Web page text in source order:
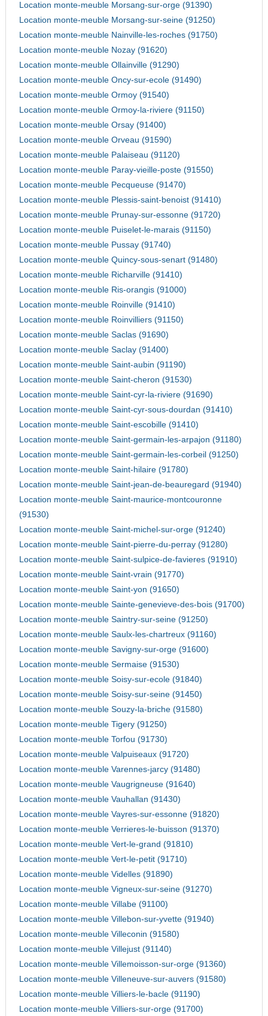
Location monte-meuble Morsang-sur-orge (91390)
Location monte-meuble Morsang-sur-seine (91250)
Location monte-meuble Nainville-les-roches (91750)
Location monte-meuble Nozay (91620)
Location monte-meuble Ollainville (91290)
Location monte-meuble Oncy-sur-ecole (91490)
Location monte-meuble Ormoy (91540)
Location monte-meuble Ormoy-la-riviere (91150)
Location monte-meuble Orsay (91400)
Location monte-meuble Orveau (91590)
Location monte-meuble Palaiseau (91120)
Location monte-meuble Paray-vieille-poste (91550)
Location monte-meuble Pecqueuse (91470)
Location monte-meuble Plessis-saint-benoist (91410)
Location monte-meuble Prunay-sur-essonne (91720)
Location monte-meuble Puiselet-le-marais (91150)
Location monte-meuble Pussay (91740)
Location monte-meuble Quincy-sous-senart (91480)
Location monte-meuble Richarville (91410)
Location monte-meuble Ris-orangis (91000)
Location monte-meuble Roinville (91410)
Location monte-meuble Roinvilliers (91150)
Location monte-meuble Saclas (91690)
Location monte-meuble Saclay (91400)
Location monte-meuble Saint-aubin (91190)
Location monte-meuble Saint-cheron (91530)
Location monte-meuble Saint-cyr-la-riviere (91690)
Location monte-meuble Saint-cyr-sous-dourdan (91410)
Location monte-meuble Saint-escobille (91410)
Location monte-meuble Saint-germain-les-arpajon (91180)
Location monte-meuble Saint-germain-les-corbeil (91250)
Location monte-meuble Saint-hilaire (91780)
Location monte-meuble Saint-jean-de-beauregard (91940)
Location monte-meuble Saint-maurice-montcouronne
(91530)
Location monte-meuble Saint-michel-sur-orge (91240)
Location monte-meuble Saint-pierre-du-perray (91280)
Location monte-meuble Saint-sulpice-de-favieres (91910)
Location monte-meuble Saint-vrain (91770)
Location monte-meuble Saint-yon (91650)
Location monte-meuble Sainte-genevieve-des-bois (91700)
Location monte-meuble Saintry-sur-seine (91250)
Location monte-meuble Saulx-les-chartreux (91160)
Location monte-meuble Savigny-sur-orge (91600)
Location monte-meuble Sermaise (91530)
Location monte-meuble Soisy-sur-ecole (91840)
Location monte-meuble Soisy-sur-seine (91450)
Location monte-meuble Souzy-la-briche (91580)
Location monte-meuble Tigery (91250)
Location monte-meuble Torfou (91730)
Location monte-meuble Valpuiseaux (91720)
Location monte-meuble Varennes-jarcy (91480)
Location monte-meuble Vaugrigneuse (91640)
Location monte-meuble Vauhallan (91430)
Location monte-meuble Vayres-sur-essonne (91820)
Location monte-meuble Verrieres-le-buisson (91370)
Location monte-meuble Vert-le-grand (91810)
Location monte-meuble Vert-le-petit (91710)
Location monte-meuble Videlles (91890)
Location monte-meuble Vigneux-sur-seine (91270)
Location monte-meuble Villabe (91100)
Location monte-meuble Villebon-sur-yvette (91940)
Location monte-meuble Villeconin (91580)
Location monte-meuble Villejust (91140)
Location monte-meuble Villemoisson-sur-orge (91360)
Location monte-meuble Villeneuve-sur-auvers (91580)
Location monte-meuble Villiers-le-bacle (91190)
Location monte-meuble Villiers-sur-orge (91700)